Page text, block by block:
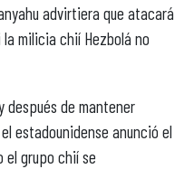
advirtiera que atacará
milicia chií Hezbolá no
después de mantener
estadounidense anunció el
el grupo chií se